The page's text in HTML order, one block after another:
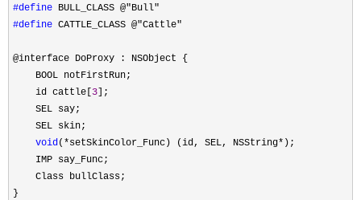
#define BULL_CLASS @"Bull"
#define CATTLE_CLASS @"Cattle"
@interface DoProxy : NSObject {
BOOL notFirstRun;
id cattle[ 3 ];
SEL say;
SEL skin;
void( *setSkinColor_Func) (id, SEL, NSString* );
IMP say_Func;
Class bullClass;
}